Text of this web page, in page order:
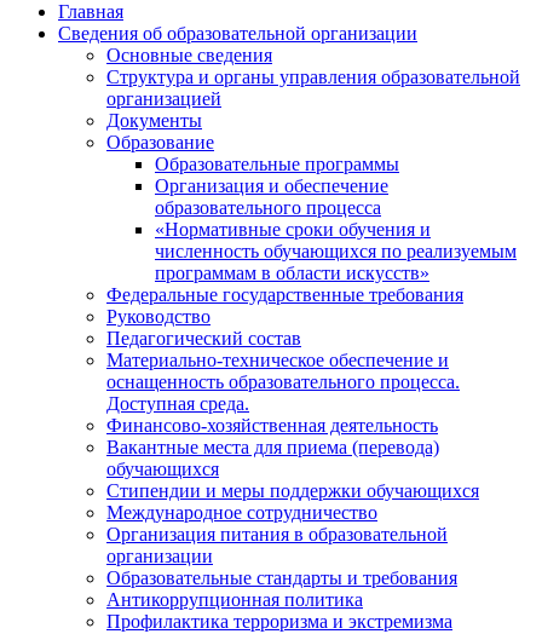
Главная
Сведения об образовательной организации
Основные сведения
Структура и органы управления образовательной
организацией
Документы
Образование
Образовательные программы
Организация и обеспечение
образовательного процесса
«Нормативные сроки обучения и
численность обучающихся по реализуемым
программам в области искусств»
Федеральные государственные требования
Руководство
Педагогический состав
Материально-техническое обеспечение и
оснащенность образовательного процесса.
Доступная среда.
Финансово-хозяйственная деятельность
Вакантные места для приема (перевода)
обучающихся
Стипендии и меры поддержки обучающихся
Международное сотрудничество
Организация питания в образовательной
организации
Образовательные стандарты и требования
Антикоррупционная политика
Профилактика терроризма и экстремизма